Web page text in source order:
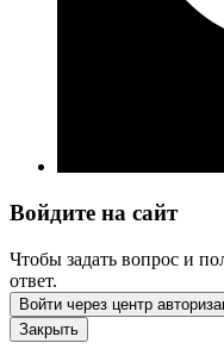
Войдите на сайт
Чтобы задать вопрос и
ответ.
Войти через центр
Закрыть